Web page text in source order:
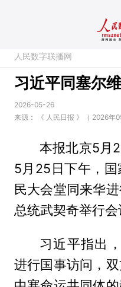
人民数字联播网
习近平同塞尔
2026-05-26
来源：
《 人民日报 》（ 2026年
本报北京5月
5月25日下午，
民大会堂同来华
总统武契奇举行会
习近平指出
进行国事访问，